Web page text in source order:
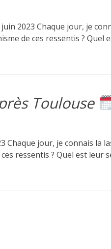
2023 Chaque jour, je
de ces ressentis ? Quel
Toulouse
Chaque jour, je connais la
ressentis ? Quel est leur